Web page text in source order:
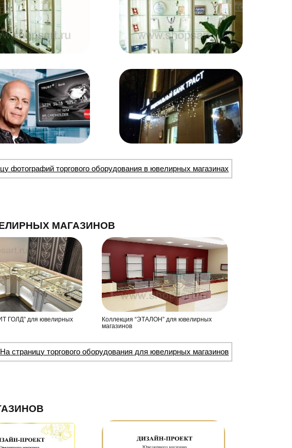
фотографий торгового оборудования в ювелирных магазинах
МАГАЗИНОВ
ГОЛД” для ювелирных
Коллекция “ЭТАЛОН” для ювелирных
магазинов
На страницу торгового оборудования для ювелирных магазинов